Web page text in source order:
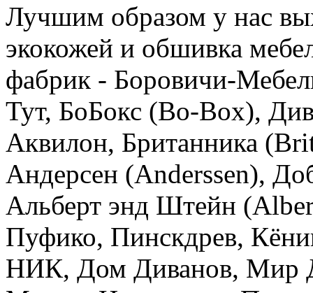
Лучшим образом у нас
экокожей и обшивка
фабрик - Боровичи-
Тут, БоБокс (Bo-Box),
Аквилон, Британника
Андерсен (Anderssen),
Альберт энд Штейн
Пуфико, Пинскдрев,
НИК, Дом Диванов, Мир